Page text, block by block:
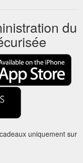
du
uniquement sur